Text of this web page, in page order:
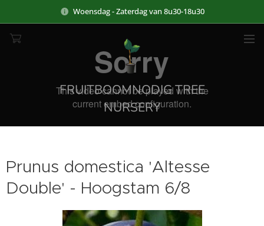
Woensdag - Zaterdag van 8u30-18u30
FRUITBOOMNODIG TREE
NURSERY
Prunus domestica 'Altesse
Double' - Hoogstam 6/8